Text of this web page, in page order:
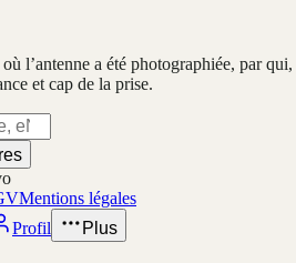
l’antenne a été photographiée, par qui,
et cap de la prise.
Mentions légales
Profil Plus